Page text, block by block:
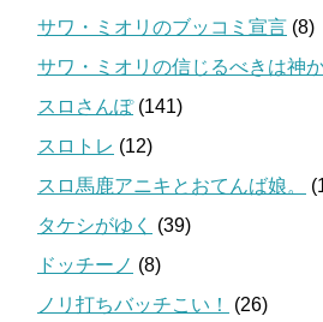
サワ・ミオリのブッコミ宣言 (8)
サワ・ミオリの信じるべきは神
スロさんぽ(141)
スロトレ (12)
スロ馬鹿アニキとおてんば娘。
タケシがゆく
(39)
ドッチーノ (8)
ノリ打ちバッチこい！
(26)